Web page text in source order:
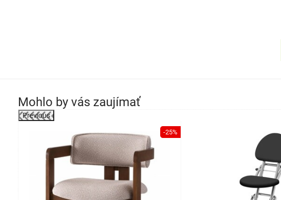
Mohlo by vás zaujímať
Previous
-25%